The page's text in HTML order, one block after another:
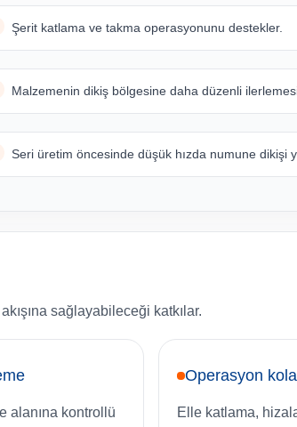
Şerit katlama ve takma operasyonunu destekler.
Malzemenin dikiş bölgesine daha düzenli
Seri üretim öncesinde düşük hızda numune dikişi
sağlayabileceği katkılar.
alanına kontrollü
Operasyon
Elle katlama,